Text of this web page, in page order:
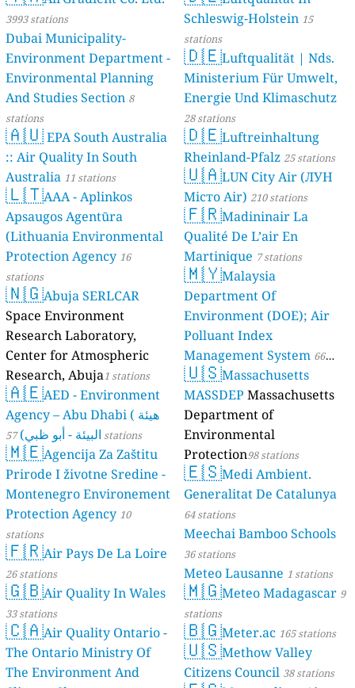
3993 stations
Dubai Municipality-
Environment Department -
Environmental Planning
And Studies Section 8
stations
🇦🇺EPA South Australia
:: Air Quality In South
Australia 11 stations
🇱🇹AAA - Aplinkos
Apsaugos Agentūra
(Lithuania Environmental
Protection Agency 16
stations
🇳🇬Abuja SERLCAR
Space Environment
Research Laboratory,
Center for Atmospheric
Research, Abuja1 stations
🇦🇪AED - Environment
Agency – Abu Dhabi ( هيئة
البيئة - أبو ظبي) 57 stations
🇲🇪Agencija Za Zaštitu
Prirode I životne Sredine -
Montenegro Environement
Protection Agency 10
stations
🇫🇷Air Pays De La Loire
26 stations
🇬🇧Air Quality In Wales
33 stations
🇨🇦Air Quality Ontario -
The Ontario Ministry Of
The Environment And
Schleswig-Holstein 15
stations
🇩🇪Luftqualität | Nds.
Ministerium Für Umwelt,
Energie Und Klimaschutz
28 stations
🇩🇪Luftreinhaltung
Rheinland-Pfalz 25 stations
🇺🇦LUN City Air (ЛУН
Місто Air) 210 stations
🇫🇷Madininair La
Qualité De L’air En
Martinique 7 stations
🇲🇾Malaysia
Department Of
Environment (DOE); Air
Polluant Index
Management System 66
stations
🇺🇸Massachusetts
MASSDEP Massachusetts
Department of
Environmental
Protection98 stations
🇪🇸Medi Ambient.
Generalitat De Catalunya
64 stations
Meechai Bamboo Schools
36 stations
Meteo Lausanne 1 stations
🇲🇬Meteo Madagascar 9
stations
🇧🇬Meter.ac 165 stations
🇺🇸Methow Valley
Citizens Council 38 stations